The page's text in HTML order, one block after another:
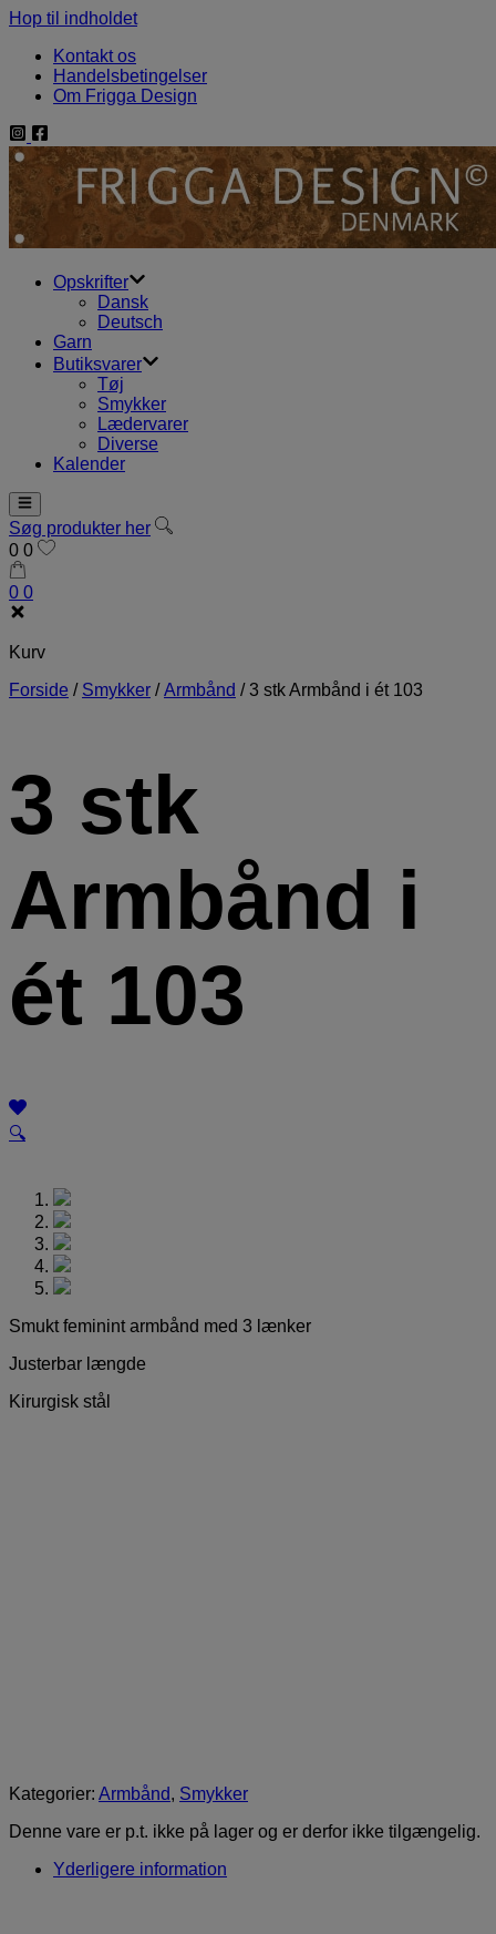
Hop til indholdet
Kontakt os
Handelsbetingelser
Om Frigga Design
Opskrifter
Dansk
Deutsch
Garn
Butiksvarer
Tøj
Smykker
Lædervarer
Diverse
Kalender
Søg produkter her
0 0
0 0
Kurv
Forside / Smykker /Armbånd /3 stk Armbånd i ét 103
3 stk
Armbånd i
ét 103
🔍
Smukt feminint armbånd med 3 lænker
Justerbar længde
Kirurgisk stål
Kategorier: Armbånd, Smykker
Denne vare er p.t. ikke på lager og er derfor ikke tilgængelig.
Yderligere information